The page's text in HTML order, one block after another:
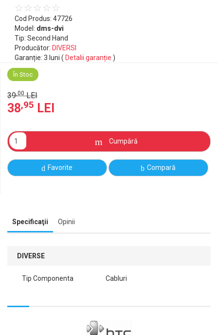
Cod Produs: 47726
Model: dms-dvi
Tip: Second Hand
Producător: DIVERSI
Garanție: 3 luni ( Detalii garanție )
În Stoc
39,00LEI
38,95 LEI
Cumpără
Favorite Compară
Specificaţii Opinii
DIVERSE
Tip Componenta Cabluri